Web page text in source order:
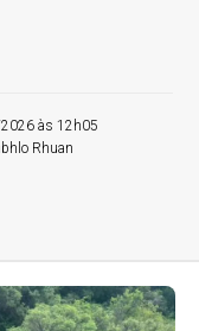
às 12h05
Rhuan